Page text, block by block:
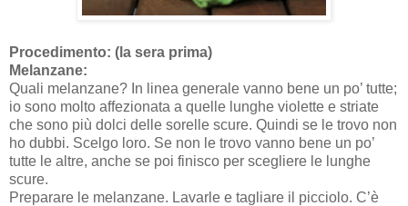
Procedimento: (la sera prima)
Melanzane:
Quali melanzane? In linea generale vanno bene un po’ tutte;
io sono molto affezionata a quelle lunghe violette e striate
che sono più dolci delle sorelle scure. Quindi se le trovo non
ho dubbi. Scelgo loro. Se non le trovo vanno bene un po’
tutte le altre, anche se poi finisco per scegliere le lunghe
scure.
Preparare le melanzane. Lavarle e tagliare il picciolo. C’è